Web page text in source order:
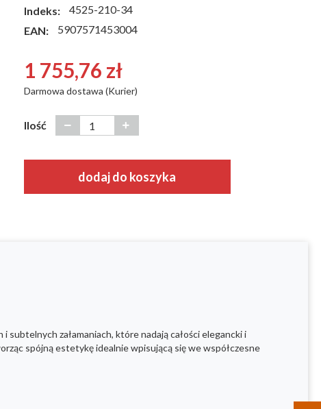
Indeks:
4525-210-34
EAN:
5907571453004
1 755,76 zł
Darmowa dostawa (Kurier)
Ilość
dodaj do koszyka
załamaniach, które nadają całości elegancki i
spójną estetykę idealnie wpisującą się we współczesne